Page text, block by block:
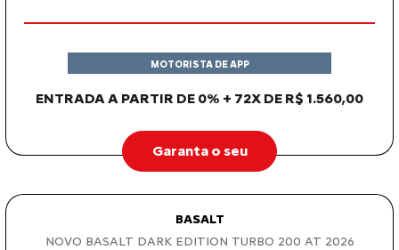
ENTRADA A PARTIR DE 0% + 72X DE R$ 1.560,00
MOTORISTA DE APP
Garanta o seu
BASALT
NOVO BASALT DARK EDITION TURBO 200 AT 2026